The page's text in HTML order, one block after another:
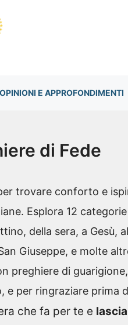
OPINIONI E APPROFONDIMENTI
di Fede
trovare conforto e
Esplora 12
della sera, a Gesù,
Giuseppe, e molte
preghiere di
e per ringraziare prima
che fa per te e